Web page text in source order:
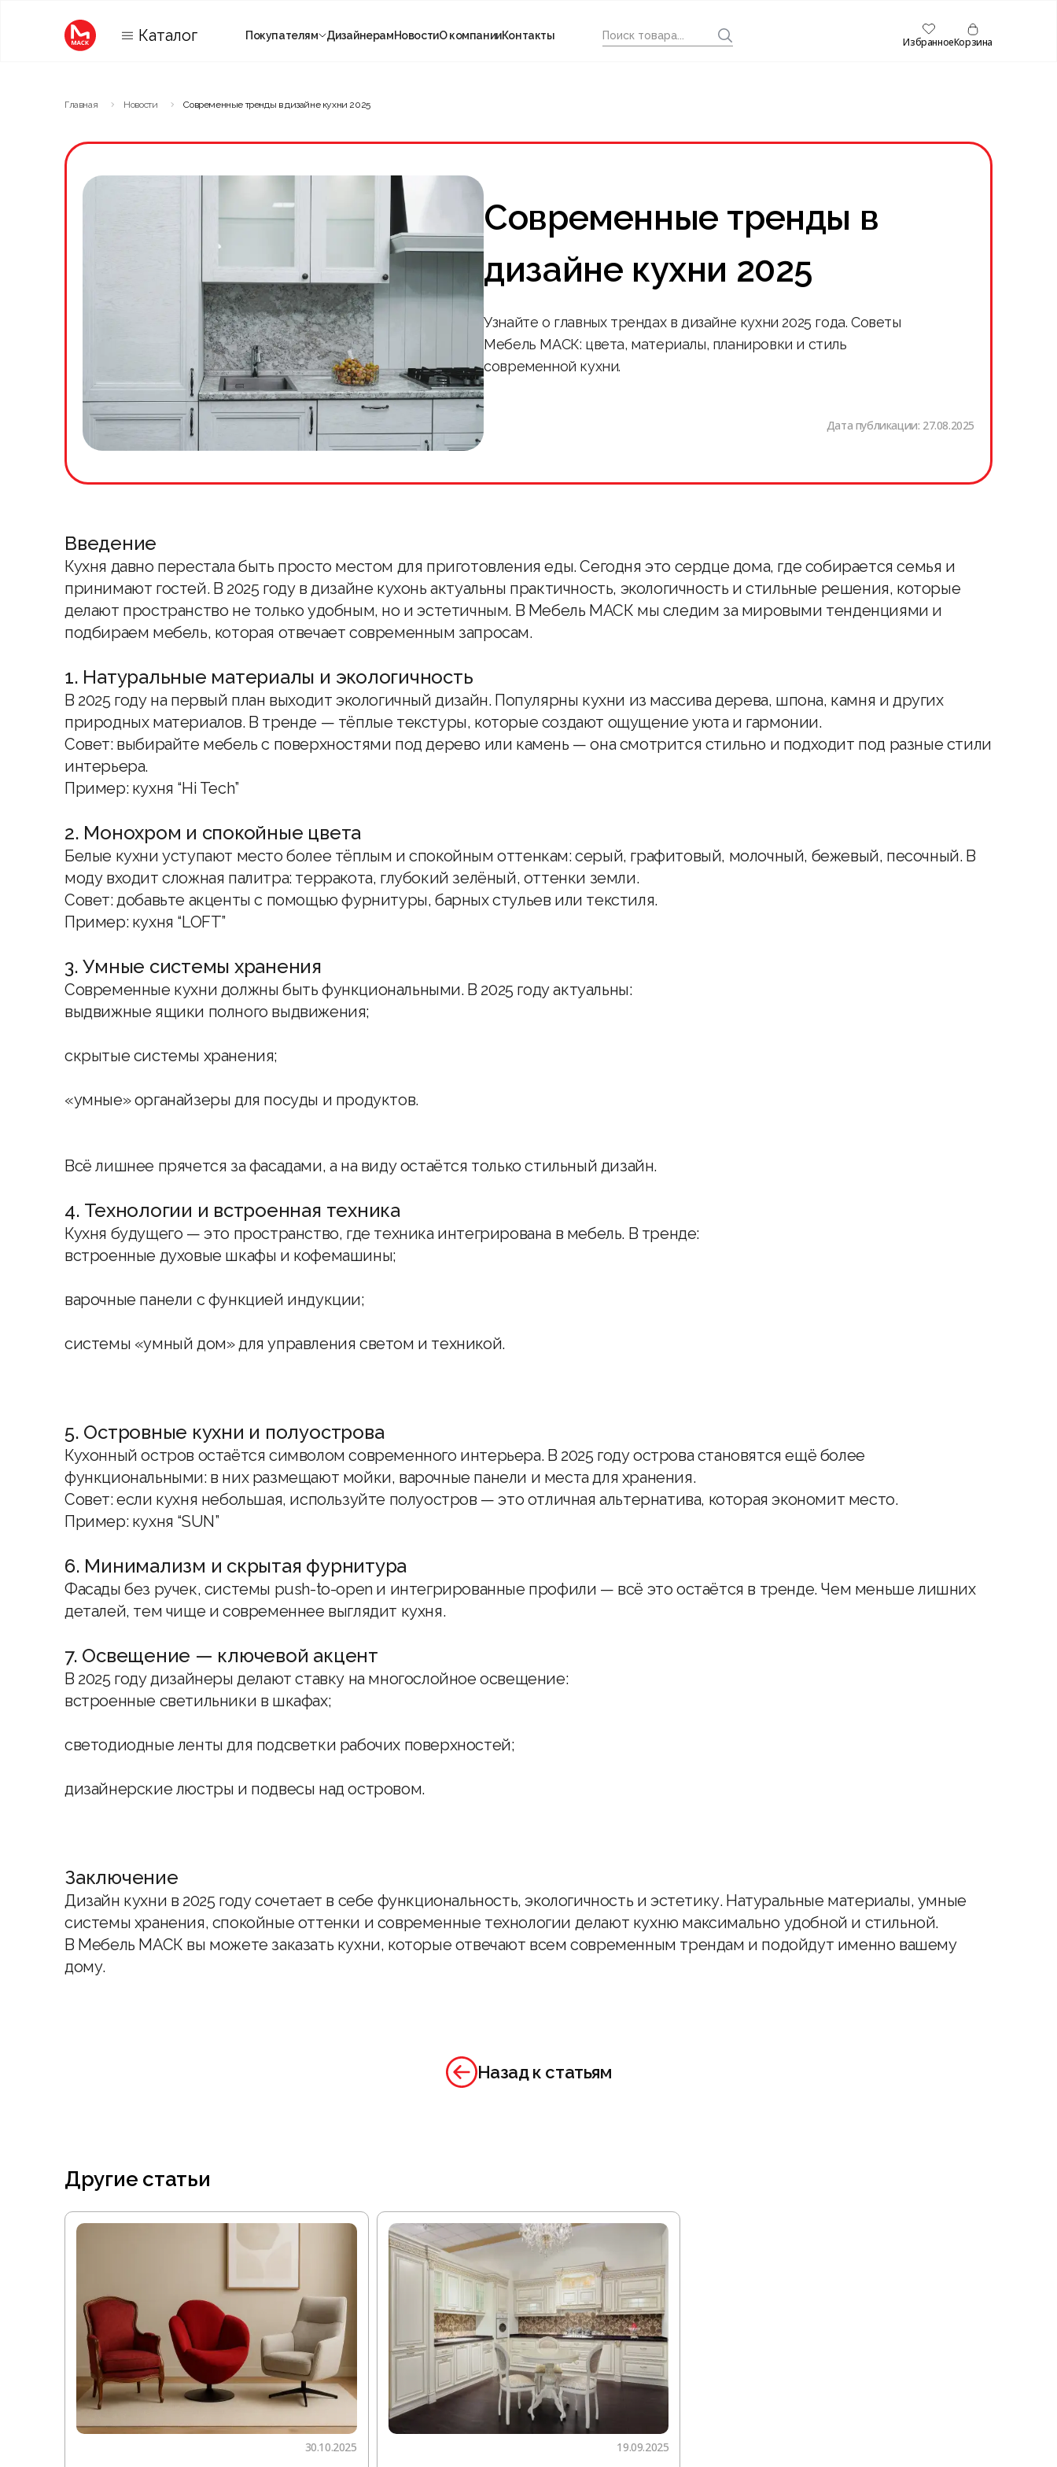
Каталог Покупателям ДизайнерамНовостиО компанииКонтакты ИзбранноеКорзина
Главная Новости Современные тренды в дизайне кухни 2025
Современные тренды в
дизайне кухни 2025
Узнайте о главных трендах в дизайне кухни 2025 года. Советы
Мебель МАСК: цвета, материалы, планировки и стиль
современной кухни.
Дата публикации: 27.08.2025
Введение
Кухня давно перестала быть просто местом для приготовления еды. Сегодня это сердце дома, где собирается семья и
принимают гостей. В 2025 году в дизайне кухонь актуальны практичность, экологичность и стильные решения, которые
делают пространство не только удобным, но и эстетичным. В Мебель МАСК мы следим за мировыми тенденциями и
подбираем мебель, которая отвечает современным запросам.
1. Натуральные материалы и экологичность
В 2025 году на первый план выходит экологичный дизайн. Популярны кухни из массива дерева, шпона, камня и других
природных материалов. В тренде — тёплые текстуры, которые создают ощущение уюта и гармонии.
Совет: выбирайте мебель с поверхностями под дерево или камень — она смотрится стильно и подходит под разные стили
интерьера.
Пример: кухня “Hi Tech”
2. Монохром и спокойные цвета
Белые кухни уступают место более тёплым и спокойным оттенкам: серый, графитовый, молочный, бежевый, песочный. В
моду входит сложная палитра: терракота, глубокий зелёный, оттенки земли.
Совет: добавьте акценты с помощью фурнитуры, барных стульев или текстиля.
Пример: кухня “LOFT”
3. Умные системы хранения
Современные кухни должны быть функциональными. В 2025 году актуальны:
выдвижные ящики полного выдвижения;
скрытые системы хранения;
«умные» органайзеры для посуды и продуктов.
Всё лишнее прячется за фасадами, а на виду остаётся только стильный дизайн.
4. Технологии и встроенная техника
Кухня будущего — это пространство, где техника интегрирована в мебель. В тренде:
встроенные духовые шкафы и кофемашины;
варочные панели с функцией индукции;
системы «умный дом» для управления светом и техникой.
5. Островные кухни и полуострова
Кухонный остров остаётся символом современного интерьера. В 2025 году острова становятся ещё более
функциональными: в них размещают мойки, варочные панели и места для хранения.
Совет: если кухня небольшая, используйте полуостров — это отличная альтернатива, которая экономит место.
Пример: кухня “SUN”
6. Минимализм и скрытая фурнитура
Фасады без ручек, системы push-to-open и интегрированные профили — всё это остаётся в тренде. Чем меньше лишних
деталей, тем чище и современнее выглядит кухня.
7. Освещение — ключевой акцент
В 2025 году дизайнеры делают ставку на многослойное освещение:
встроенные светильники в шкафах;
светодиодные ленты для подсветки рабочих поверхностей;
дизайнерские люстры и подвесы над островом.
Заключение
Дизайн кухни в 2025 году сочетает в себе функциональность, экологичность и эстетику. Натуральные материалы, умные
системы хранения, спокойные оттенки и современные технологии делают кухню максимально удобной и стильной.
В Мебель МАСК вы можете заказать кухни, которые отвечают всем современным трендам и подойдут именно вашему
дому.
Назад к статьям
Другие статьи
30.10.2025 19.09.2025